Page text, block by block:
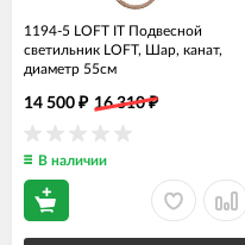
1194-5 LOFT IT Подвесной
светильник LOFT, Шар, канат,
диаметр 55см
14 500 ₽ 16 310₽
В наличии